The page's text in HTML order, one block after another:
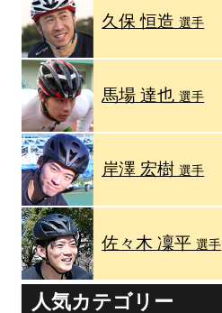
久保 恒造選手
馬場 達也選手
岸澤 宏樹選手
佐々木 凜平選手
人気カテゴリー